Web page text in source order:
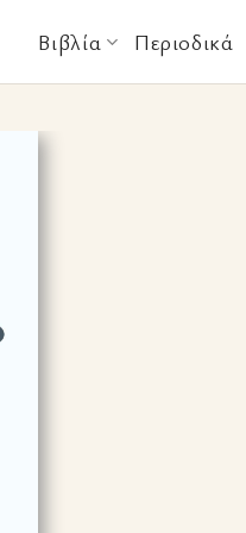
Βιβλία Περιοδικά